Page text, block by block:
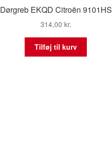
Dørgreb EKQD Citroën 9101HS
314,00 kr.
Tilføj til kurv